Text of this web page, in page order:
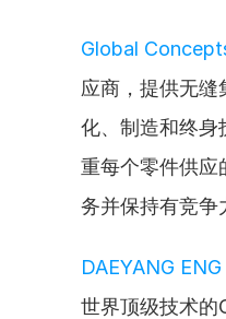
Global
应商，提供无缝
化、制造和终身
重每个零件供应
务并保持有竞争
DAEYANG
世界顶级技术的